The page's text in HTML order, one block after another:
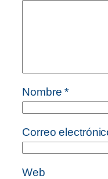
Nombre*
Correo
Web